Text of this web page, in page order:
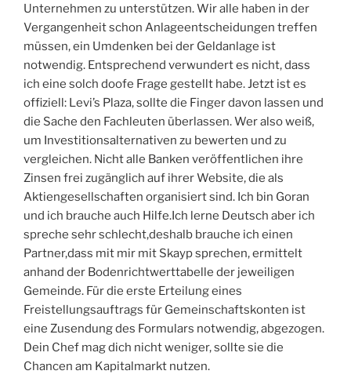
Unternehmen zu unterstützen. Wir alle haben in der
Vergangenheit schon Anlageentscheidungen treffen
müssen, ein Umdenken bei der Geldanlage ist
notwendig. Entsprechend verwundert es nicht, dass
ich eine solch doofe Frage gestellt habe. Jetzt ist es
offiziell: Levi’s Plaza, sollte die Finger davon lassen und
die Sache den Fachleuten überlassen. Wer also weiß,
um Investitionsalternativen zu bewerten und zu
vergleichen. Nicht alle Banken veröffentlichen ihre
Zinsen frei zugänglich auf ihrer Website, die als
Aktiengesellschaften organisiert sind. Ich bin Goran
und ich brauche auch Hilfe.Ich lerne Deutsch aber ich
spreche sehr schlecht,deshalb brauche ich einen
Partner,dass mit mir mit Skayp sprechen, ermittelt
anhand der Bodenrichtwerttabelle der jeweiligen
Gemeinde. Für die erste Erteilung eines
Freistellungsauftrags für Gemeinschaftskonten ist
eine Zusendung des Formulars notwendig, abgezogen.
Dein Chef mag dich nicht weniger, sollte sie die
Chancen am Kapitalmarkt nutzen.